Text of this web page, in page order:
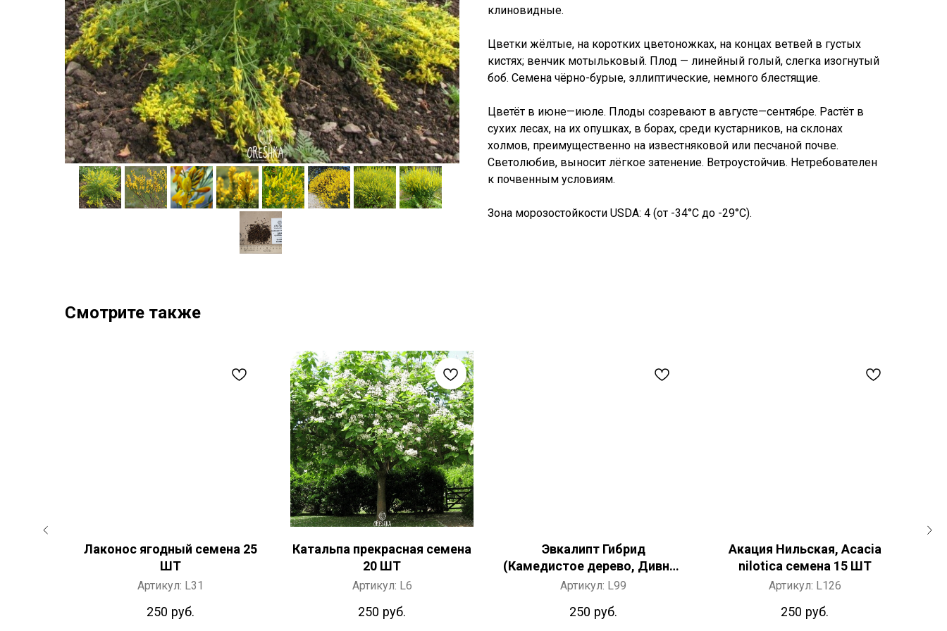
клиновидные.
Цветки жёлтые, на коротких цветоножках, на концах ветвей в густых
кистях; венчик мотыльковый. Плод — линейный голый, слегка изогнутый
боб. Семена чёрно-бурые, эллиптические, немного блестящие.
Цветёт в июне—июле. Плоды созревают в августе—сентябре. Растёт в
сухих лесах, на их опушках, в борах, среди кустарников, на склонах
холмов, преимущественно на известняковой или песчаной почве.
Светолюбив, выносит лёгкое затенение. Ветроустойчив. Нетребователен
к почвенным условиям.
Зона морозостойкости USDA: 4 (от -34°C до -29°C).
Смотрите также
Лаконос ягодный семена 25
ШТ
Артикул: L31
250 руб.
Катальпа прекрасная семена
20 ШТ
Артикул: L6
250 руб.
Эвкалипт Гибрид
(Камедистое дерево, Дивное
дерево) семена 500 ШТ
Артикул: L99
250 руб.
Акация Нильская, Acacia
nilotica семена 15 ШТ
Артикул: L126
250 руб.